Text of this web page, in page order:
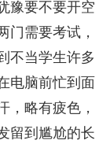
豫要不要开空
门需要考试，
不当学生许多
电脑前忙到面
，略有疲色，
留到尴尬的长